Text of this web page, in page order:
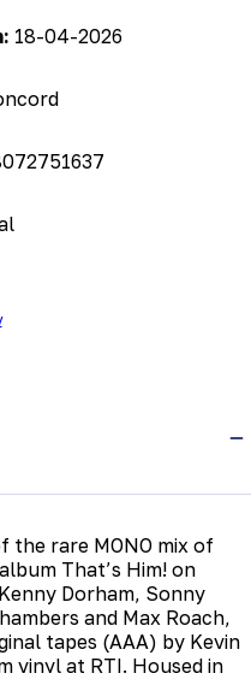
18-04-2026
the rare MONO mix of
That’s Him! on
Dorham, Sonny
and Max Roach,
tapes (AAA) by Kevin
vinyl at RTI. Housed in